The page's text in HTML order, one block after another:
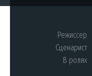
Режиссер
Сценарист
В ролях